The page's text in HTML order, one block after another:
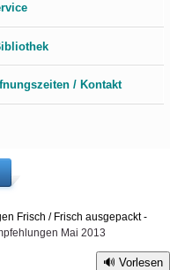
/ Kontakt
Frisch / Frisch ausgepackt -
Mai 2013
Vorlesen